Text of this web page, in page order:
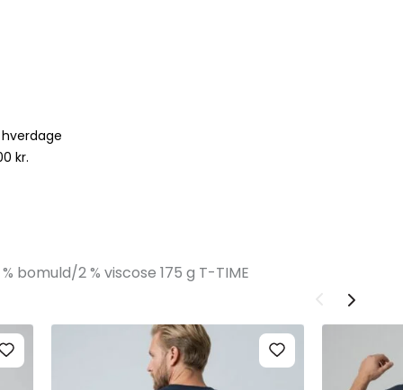
kr.
bomuld/2 % viscose 175 g T-TIME